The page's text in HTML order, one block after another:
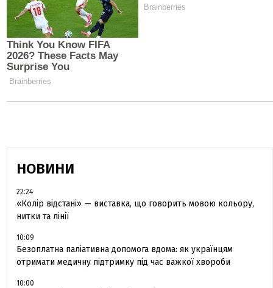
НОВИНИ
22:24
«Колір відстані» — виставка, що говорить мовою кольору,
нитки та лінії
10:09
Безоплатна паліативна допомога вдома: як українцям
отримати медичну підтримку під час важкої хвороби
10:00